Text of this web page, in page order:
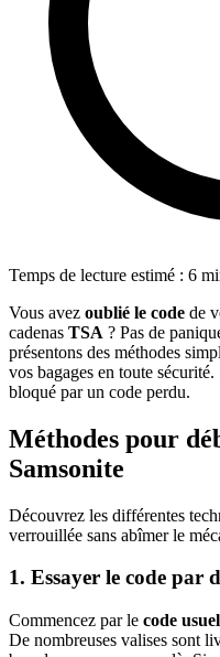
Temps de lecture estimé : 6
Vous avez oublié le code de
cadenas TSA ? Pas de
présentons des méthodes
vos bagages en toute
bloqué par un code perdu.
Méthodes pour
Samsonite
Découvrez les différentes
verrouillée sans abîmer le
1. Essayer le code par
Commencez par le code
De nombreuses valises sont